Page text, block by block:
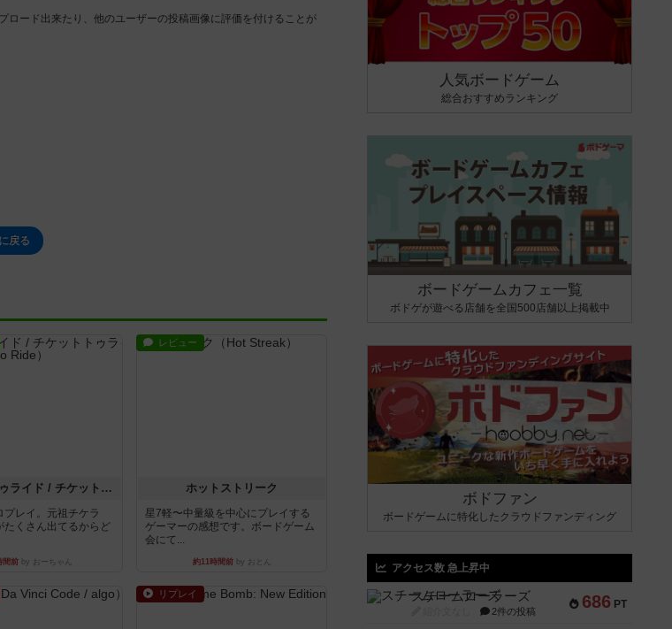
ロード出来たり、他のユーザーの投稿画像に評価を付けることが
戻る
チケットトゥライド / チケットトゥライドアメリカ
プレイ。元祖チケラ
たくさん出てるからど
間前 by おーちゃん
レビュー
ホットストリーク
星7軽〜中量級を中心にプレイする
ゲーマーの感想です。ボードゲーム
会にて...
約11時間前by おとん
リプレイ
人気ボードゲーム
総合おすすめランキング
ボードゲームカフェ一覧
ボドゲが遊べる店舗を全国500店舗以上掲載中
ボドファン
ボードゲームに特化したクラウドファンディング
アクセス数 急上昇中
686 PT
スチームローラーズ
2件の投稿